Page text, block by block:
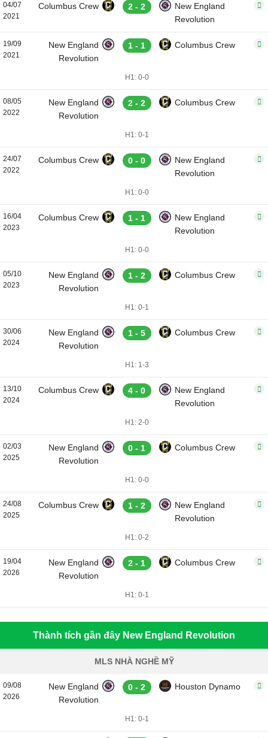
04/07
2021
Columbus Crew 2 - 2
New England
Revolution
19/09
2021
New England
Revolution
1 - 1 Columbus Crew
H1: 0-0
08/05
2022
New England
Revolution
2 - 2 Columbus Crew
H1: 0-1
24/07
2022
Columbus Crew 0 - 0
New England
Revolution
H1: 0-0
16/04
2023
Columbus Crew 1 - 1
New England
Revolution
H1: 0-0
05/10
2023
New England
Revolution
1 - 2 Columbus Crew
H1: 0-1
30/06
2024
New England
Revolution
1 - 5 Columbus Crew
H1: 1-3
13/10
2024
Columbus Crew 4 - 0
New England
Revolution
H1: 2-0
02/03
2025
New England
Revolution
0 - 1 Columbus Crew
H1: 0-0
24/08
2025
Columbus Crew 1 - 2
New England
Revolution
H1: 0-2
19/04
2026
New England
Revolution
2 - 1 Columbus Crew
H1: 0-1
Thành tích gần đây New England Revolution
MLS NHÀ NGHỀ MỸ
09/08
2026
New England
Revolution
0 - 2 Houston Dynamo
H1: 0-1